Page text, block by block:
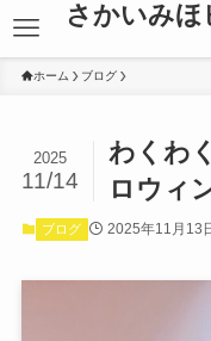
さかいみ
ホーム ブログ
わくわ
ロウィ
2025
11/14
ブログ 2025年11月13